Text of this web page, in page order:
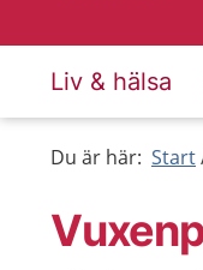
Liv & hälsa
Du är här: Start